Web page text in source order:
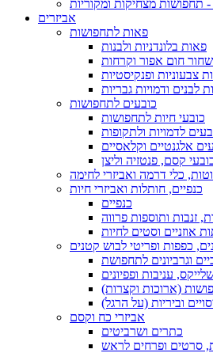
תחפושות מצחיקות ומקוריות
אביזרים
פאות לתחפושות
פאות בלונדניות ולבנות
חום אפור וקרחות
צבעוניות ופנקיסטיות
לבנים ודמויות גבריות
כובעים לתחפושות
כובעי חיות לתחפושות
לדמויות ולתקופות
אלגנטיים וקלאסיים
קסם, פנטזיה וליצן
כלי דרמה ואביזרי לחימה
כנפיים, חותלות ואביזרי חיות
כנפיים
זנבות ותוספות פרווה
אוזניים וסטים לחיות
כפפות ופריטי לבוש קטנים
וגרביונים לתחפושת
עניבות ופפיונים
(ארוכות וקצרות)
וביריות (על הרגל)
אביזרי כח וקסם
כתרים ושרביטים
סרטים ופרחים לראש